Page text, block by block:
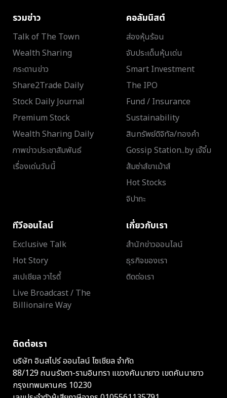
รวมข่าว
Talk of The Town
Wealth Sharing
กระดานข่าว
Share2Trade Daily
Stock Daily Journal
Premium Stock
Wealth Sharing Daily
ภาพข่าวประชาสัมพันธ์
เรื่องเด่นวันนี้
คอลัมนิสต์
ส่องหุ้นร้อน
จับประเด็นหุ้นเด่น
Smart Investment
The IPO
Fund / Insurance
Sustainability
สินทรัพย์ดิจิทัล/ทองคำ
Gossip Station..by เจ๊จิ๋ม
ส้มซ่าส์ขาเม้าส์
Hot Stocks
จิปาถะ
ทีวีออนไลน์
Exclusive Talk
Hot Story
สเปเชียล วาไรตี้
Live Broadcast / The
Billionaire Way
เกี่ยวกับเรา
สำนักข่าวออนไลน์
ธุรกิจของเรา
ติดต่อเรา
ติดต่อเรา
บริษัท อินสไปร์ ออนไลน์ โซเชียล จำกัด
88/129 ถนนรัชดา-รามอินทรา แขวงคันนายาว เขตคันนายาว
กรุงเทพมหานคร 10230